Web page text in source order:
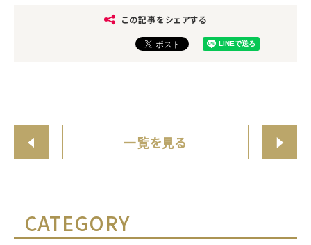
この記事をシェアする
一覧を見る
CATEGORY